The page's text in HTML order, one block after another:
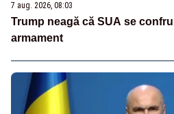
7 aug. 2026, 08:03
Trump neagă că SUA se
armament